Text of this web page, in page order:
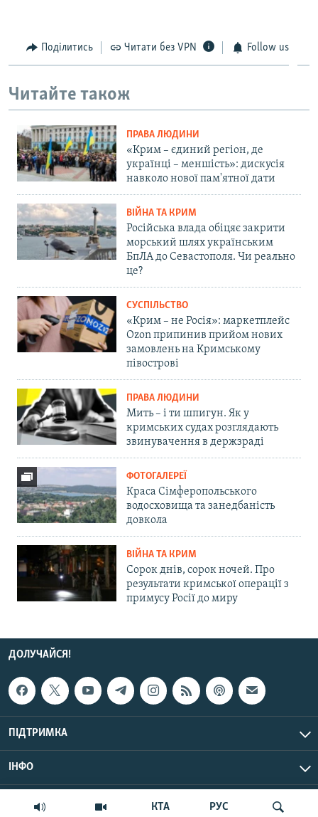
КТА РУС
Поділитись Читати без VPN Follow us
Читайте також
ПРАВА ЛЮДИНИ
«Крим – єдиний регіон, де
українці – меншість»: дискусія
навколо нової пам'ятної дати
ВІЙНА ТА КРИМ
Російська влада обіцяє закрити
морський шлях українським
БпЛА до Севастополя. Чи реально
це?
СУСПІЛЬСТВО
«Крим – не Росія»: маркетплейс
Ozon припинив прийом нових
замовлень на Кримському
півострові
ПРАВА ЛЮДИНИ
Мить – і ти шпигун. Як у
кримських судах розглядають
звинувачення в держзраді
ФОТОГАЛЕРЕЇ
Краса Сімферопольського
водосховища та занедбаність
довкола
ВІЙНА ТА КРИМ
Сорок днів, сорок ночей. Про
результати кримської операції з
примусу Росії до миру
ДОЛУЧАЙСЯ!
ПІДТРИМКА
ІНФО
© Крим.Реалії, 2026 | Усі права застережено.